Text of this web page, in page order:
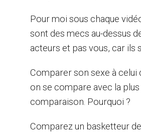
Pour moi sous chaque
sont des mecs au-dessus
acteurs et pas vous, car ils
Comparer son sexe à celui
on se compare avec la
comparaison. Pourquoi ?
Comparez un basketteur